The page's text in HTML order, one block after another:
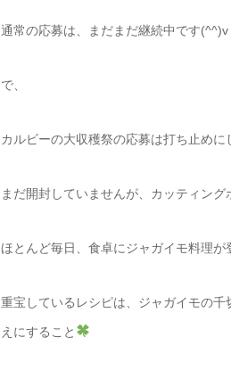
通常の応募は、まだまだ継続中です(^^)v
で、
カルビーの大収穫祭の応募は打ち止め
まだ開封していませんが、カッティン
ほとんど毎日、食卓にジャガイモ料理が
重宝しているレシピは、ジャガイモの
えにすること